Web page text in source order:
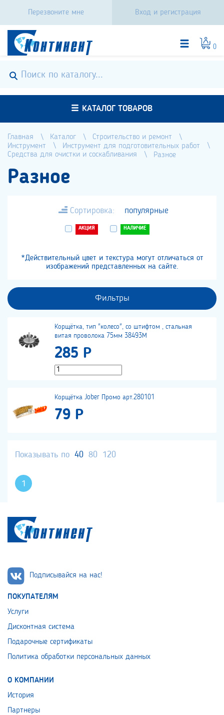
Перезвоните мне Вход и регистрация
0
КАТАЛОГ ТОВАРОВ
Главная Каталог
Строительство и ремонт
Инструмент
Инструмент для подготовительных работ
Средства для очистки и соскабливания
Разное
Разное
Сортировка: популярные
АКЦИЯ НАЛИЧИЕ
*Действительный цвет и текстура могут отличаться от
изображений представленных на сайте.
Фильтры
Корщётка, тип "колесо", со штифтом , стальная
витая проволока 75мм 38493М
285 Р
Корщётка Jober Промо арт.280101
79 Р
Показывать по 40 80 120
1
Подписывайся на нас!
ПОКУПАТЕЛЯМ
Услуги
Дисконтная система
Подарочные сертификаты
Политика обработки персональных данных
О КОМПАНИИ
История
Партнеры